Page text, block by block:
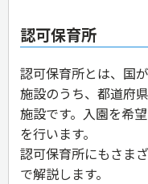
認可保育所
認可保育所とは、国
施設のうち、都道府
施設です。入園を希
を行います。
認可保育所にもさま
で解説します。